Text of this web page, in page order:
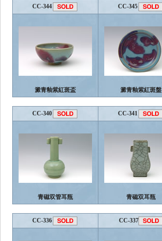
CC-344 CC-345
澱青釉紫紅斑盃 澱青釉紫紅斑盤
CC-340 CC-341
青磁双管耳瓶 青磁双耳瓶
CC-336 CC-337